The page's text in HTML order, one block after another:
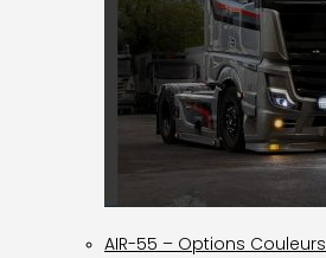
AIR-55 – Options Couleurs